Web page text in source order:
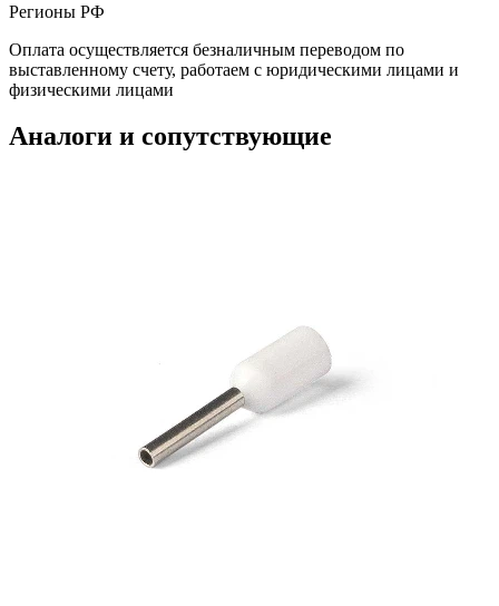
Регионы РФ
Оплата осуществляется безналичным переводом по
выставленному счету, работаем с юридическими лицами и
физическими лицами
Аналоги и сопутствующие